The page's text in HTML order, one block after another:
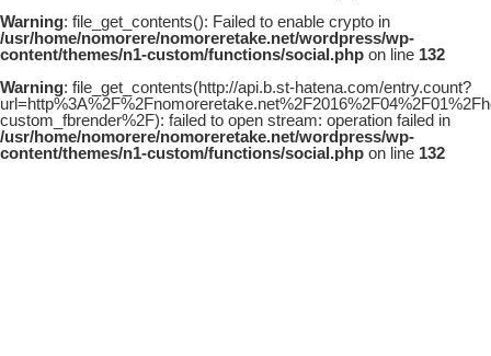
Warning: file_get_contents(): Failed to enable crypto in
/usr/home/nomorere/nomoreretake.net/wordpress/wp-
content/themes/n1-custom/functions/social.php on line 132
Warning: file_get_contents(http://api.b.st-hatena.com/entry.count?
custom_fbrender%2F): failed to open stream: operation failed in
/usr/home/nomorere/nomoreretake.net/wordpress/wp-
content/themes/n1-custom/functions/social.php on line 132